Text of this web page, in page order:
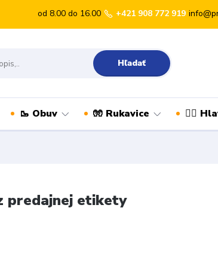
Hľadať
od 8.00 do 16.00 +421 908 772 919
🥾 Obuv 🧤 Rukavice 👷‍♂️
predajnej etikety